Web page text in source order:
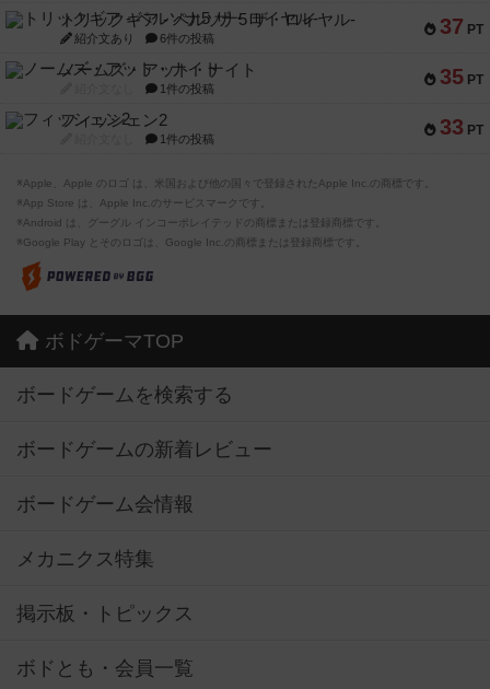
37 PT
トリックギア - ペルソナ5 ザ・ロイヤル-
紹介文あり 6件の投稿
35 PT
ノームズ・アット・ナイト
1件の投稿
33 PT
フィッシェン2
1件の投稿
※Apple、Apple のロゴ は、米国および他の国々で登録されたApple Inc.の商標です。
※App Store は、Apple Inc.のサービスマークです。
※Android は、グーグル インコーポレイテッドの商標または登録商標です。
※Google Play とそのロゴは、Google Inc.の商標または登録商標です。
ボドゲーマTOP
ボードゲームを検索する
ボードゲームの新着レビュー
ボードゲーム会情報
メカニクス特集
掲示板・トピックス
ボドとも・会員一覧